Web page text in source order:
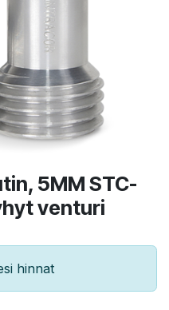
5MM STC-
venturi
hinnat